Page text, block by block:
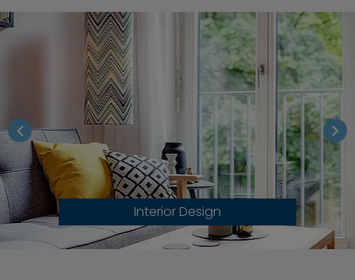
Interior Design